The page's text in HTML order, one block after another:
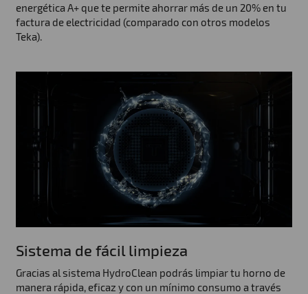
energética A+ que te permite ahorrar más de un 20% en tu
factura de electricidad (comparado con otros modelos
Teka).
Sistema de fácil limpieza
Gracias al sistema HydroClean podrás limpiar tu horno de
manera rápida, eficaz y con un mínimo consumo a través